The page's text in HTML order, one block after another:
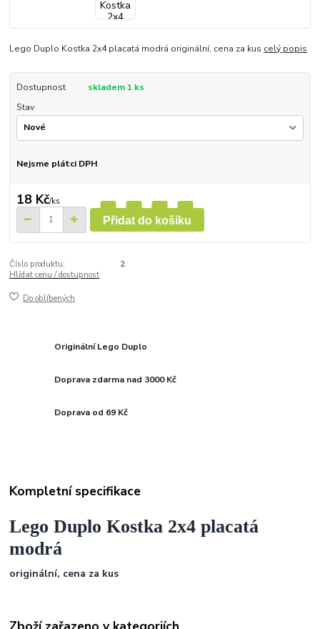
Lego Duplo Kostka 2x4 placatá modrá originální, cena za kus celý popis
Dostupnost
skladem 1 ks
Stav
Nejsme plátci DPH
18 Kč/ks
Přidat do košíku
Číslo produktu:
2
Hlídat cenu / dostupnost
Do oblíbených
Originální Lego Duplo
Doprava zdarma nad 3000 Kč
Doprava od 69 Kč
Kompletní specifikace
Lego Duplo Kostka 2x4 placatá
modrá
originální, cena za kus